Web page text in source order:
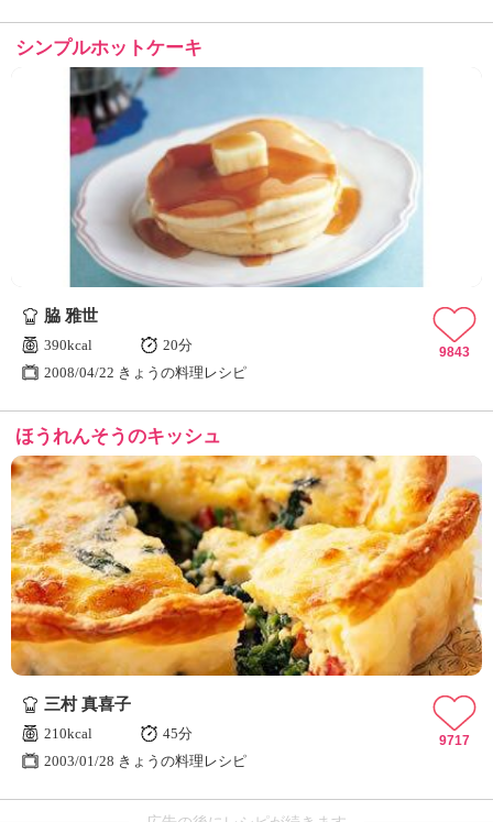
シンプルホットケーキ
脇 雅世
390kcal
20分
2008/04/22 きょうの料理レシピ
9843
ほうれんそうのキッシュ
三村 真喜子
210kcal
45分
2003/01/28 きょうの料理レシピ
9717